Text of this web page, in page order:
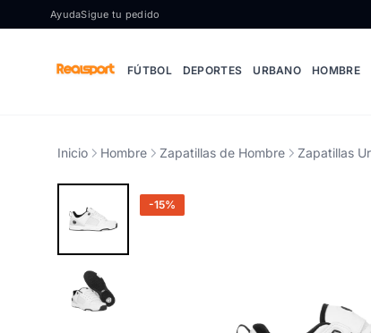
Ir al contenido
AyudaSigue tu pedido
FÚTBOL DEPORTES URBANO HOMBRE
Inicio Hombre Zapatillas de Hombre Zapatillas
-15%